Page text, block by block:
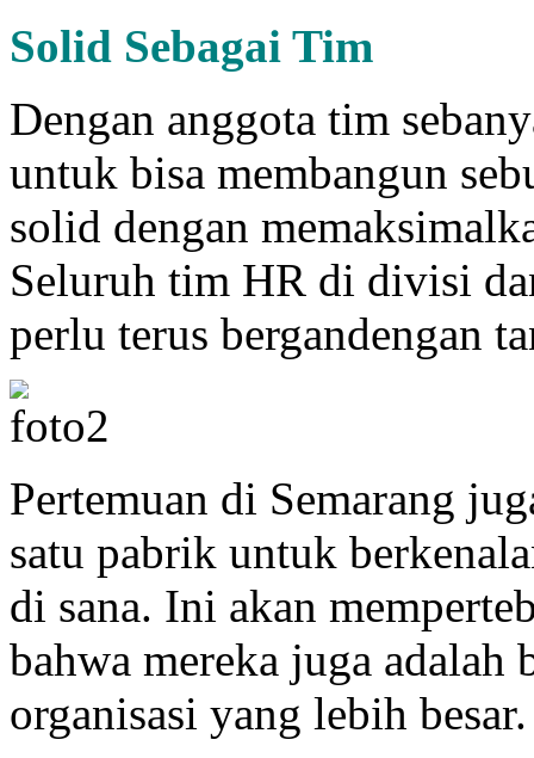
Solid Sebagai Tim
Dengan anggota tim
untuk bisa membangun
solid dengan
Seluruh tim HR di divisi
perlu terus bergandengan
Pertemuan di Semarang
satu pabrik untuk
di sana. Ini akan
bahwa mereka juga adalah
organisasi yang lebih besar.